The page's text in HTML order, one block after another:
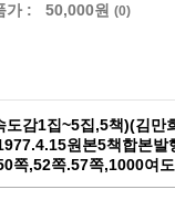
가 : 50,000원 (0)
도감1집~5집,5책)(김만
원본5책합본발
쪽,52쪽.57쪽,1000여